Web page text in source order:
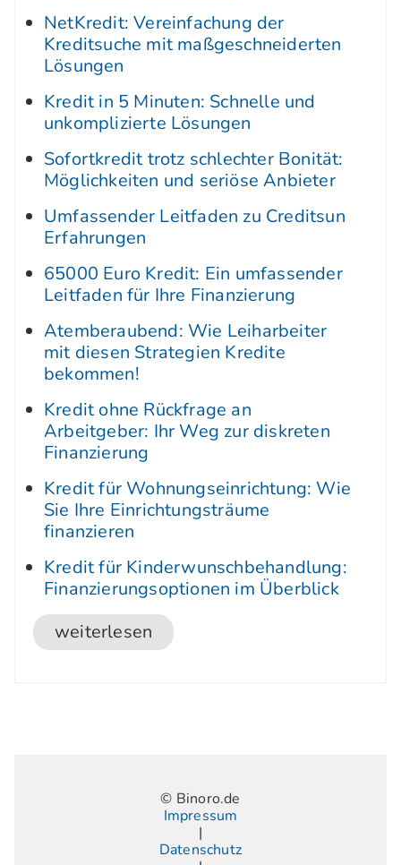
NetKredit: Vereinfachung der
Kreditsuche mit maßgeschneiderten
Lösungen
Kredit in 5 Minuten: Schnelle und
unkomplizierte Lösungen
Sofortkredit trotz schlechter Bonität:
Möglichkeiten und seriöse Anbieter
Umfassender Leitfaden zu Creditsun
Erfahrungen
65000 Euro Kredit: Ein umfassender
Leitfaden für Ihre Finanzierung
Atemberaubend: Wie Leiharbeiter
mit diesen Strategien Kredite
bekommen!
Kredit ohne Rückfrage an
Arbeitgeber: Ihr Weg zur diskreten
Finanzierung
Kredit für Wohnungseinrichtung: Wie
Sie Ihre Einrichtungsträume
finanzieren
Kredit für Kinderwunschbehandlung:
Finanzierungsoptionen im Überblick
weiterlesen
© Binoro.de
Impressum
|
Datenschutz